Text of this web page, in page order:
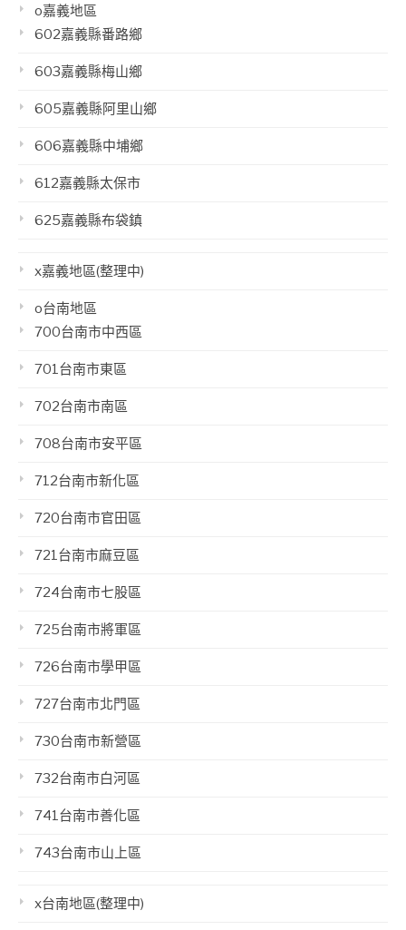
o嘉義地區
602嘉義縣番路鄉
603嘉義縣梅山鄉
605嘉義縣阿里山鄉
606嘉義縣中埔鄉
612嘉義縣太保市
625嘉義縣布袋鎮
x嘉義地區(整理中)
o台南地區
700台南市中西區
701台南市東區
702台南市南區
708台南市安平區
712台南市新化區
720台南市官田區
721台南市麻豆區
724台南市七股區
725台南市將軍區
726台南市學甲區
727台南市北門區
730台南市新營區
732台南市白河區
741台南市善化區
743台南市山上區
x台南地區(整理中)